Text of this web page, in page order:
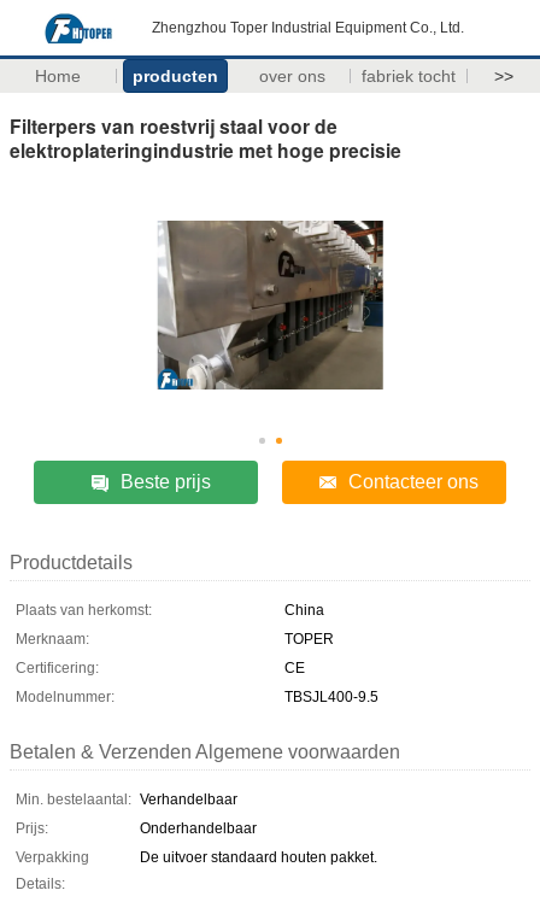
Zhengzhou Toper Industrial Equipment Co., Ltd.
Home producten over ons fabriek tocht >>
Filterpers van roestvrij staal voor de
elektroplateringindustrie met hoge precisie
Beste prijs Contacteer ons
Productdetails
Plaats van herkomst:
China
Merknaam:
TOPER
Certificering:
CE
Modelnummer:
TBSJL400-9.5
Betalen & Verzenden Algemene voorwaarden
Min. bestelaantal: Verhandelbaar
Prijs:
Onderhandelbaar
Verpakking
Details:
De uitvoer standaard houten pakket.